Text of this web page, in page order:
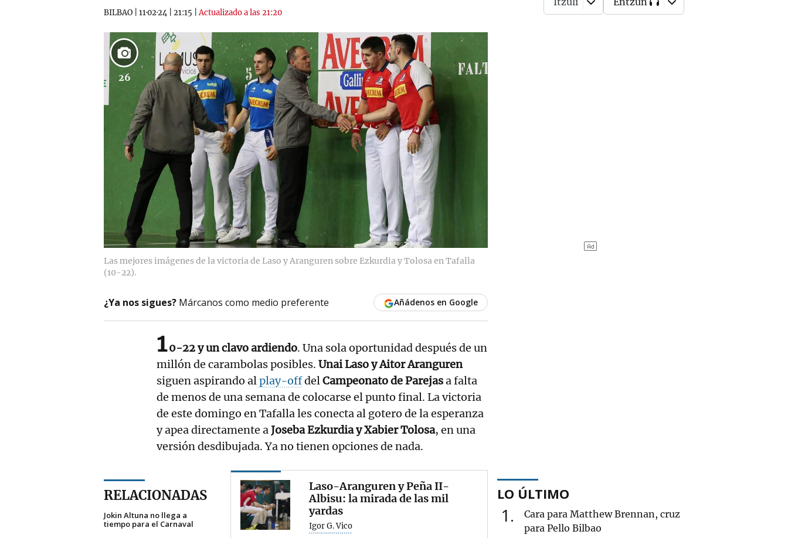
BILBAO 11·02·24 21:15 |Actualizado a las 21:20
26
Las mejores imágenes de la victoria de Laso y Aranguren sobre Ezkurdia y Tolosa en Tafalla
(10-22).
¿Ya nos sigues? Márcanos como medio preferente Añádenos en Google
10-22 y un clavo ardiendo. Una sola oportunidad después de un
millón de carambolas posibles. Unai Laso y Aitor Aranguren
siguen aspirando alplay-offdelCampeonato de Parejasa falta
de menos de una semana de colocarse el punto final. La victoria
de este domingo en Tafalla les conecta al gotero de la esperanza
y apea directamente aJoseba Ezkurdia y Xabier Tolosa, en una
versión desdibujada. Ya no tienen opciones de nada.
RELACIONADAS
Jokin Altuna no llega a
tiempo para el Carnaval
Laso-Aranguren y Peña II-
Albisu: la mirada de las mil
yardas
Igor G. Vico
LO ÚLTIMO
1
Cara para Matthew Brennan, cruz
para Pello Bilbao